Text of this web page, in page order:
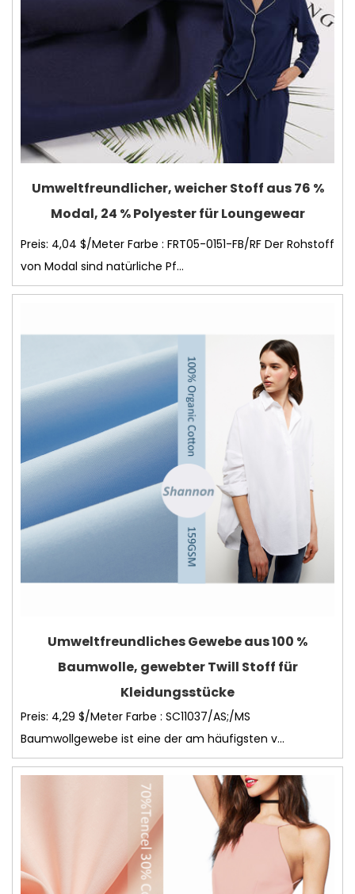
Umweltfreundlicher, weicher Stoff aus 76 %
Modal, 24 % Polyester für Loungewear
Preis: 4,04 $/Meter Farbe : FRT05-0151-FB/RF Der Rohstoff
von Modal sind natürliche Pf...
Umweltfreundliches Gewebe aus 100 %
Baumwolle, gewebter Twill Stoff für
Kleidungsstücke
Preis: 4,29 $/Meter Farbe : SC11037/AS;/MS
Baumwollgewebe ist eine der am häufigsten v...